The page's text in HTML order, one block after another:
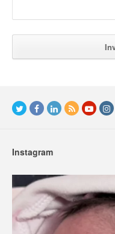
Instagram